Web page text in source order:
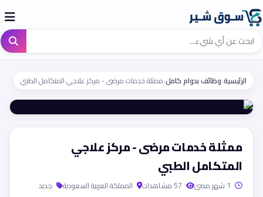
الرئيسية›وظائف بدوام كامل›ممثلة خدمات مرضى - مركز علاجي المتكامل الطبي
ممثلة خدمات مرضى - مركز علاجي
المتكامل الطبي
المملكة العربية السعودية جديد